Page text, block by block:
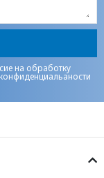
на обработку